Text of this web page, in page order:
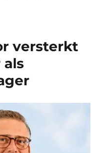
versterkt
als